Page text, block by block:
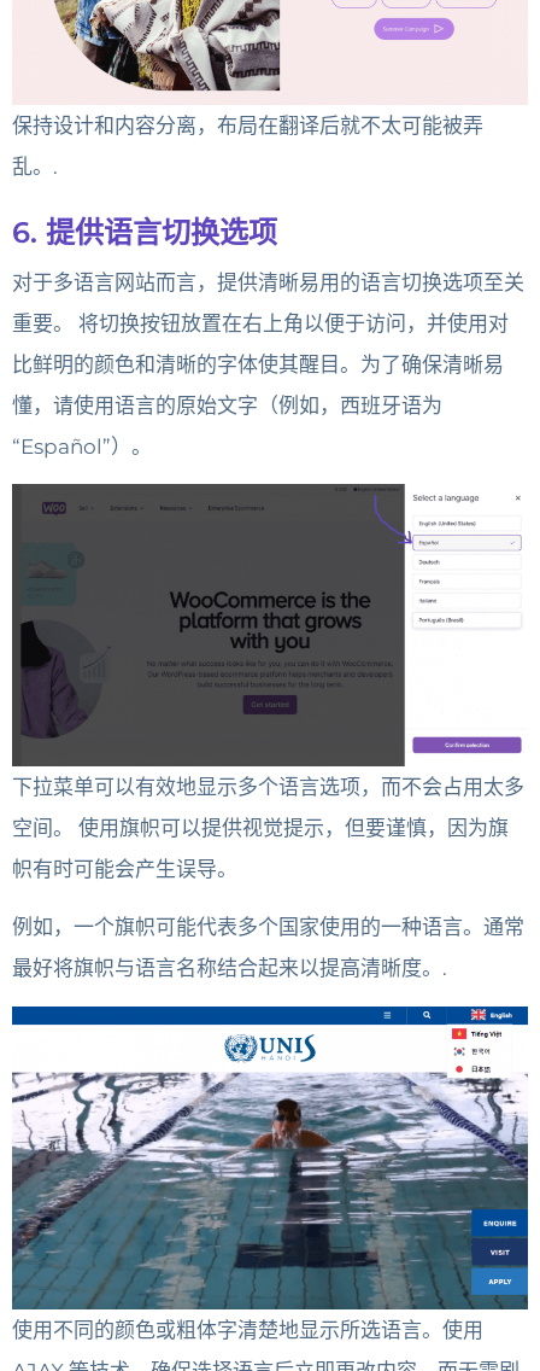
保持设计和内容分离，布局在翻译后就不太可能被弄
乱。.
6. 提供语言切换选项
对于多语言网站而言，提供清晰易用的语言切换选项至关
重要。 将切换按钮放置在右上角以便于访问，并使用对
比鲜明的颜色和清晰的字体使其醒目。为了确保清晰易
懂，请使用语言的原始文字（例如，西班牙语为
“Español”）。
下拉菜单可以有效地显示多个语言选项，而不会占用太多
空间。 使用旗帜可以提供视觉提示，但要谨慎，因为旗
帜有时可能会产生误导。
例如，一个旗帜可能代表多个国家使用的一种语言。通常
最好将旗帜与语言名称结合起来以提高清晰度。.
使用不同的颜色或粗体字清楚地显示所选语言。使用